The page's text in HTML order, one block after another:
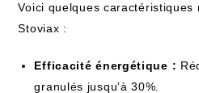
Voici quelques caractéristiques
Stoviax :
Efficacité énergétique :
granulés jusqu’à 30%.